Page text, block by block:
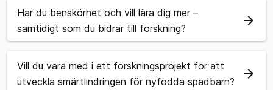
Har du benskörhet och vill lära dig mer –
samtidigt som du bidrar till forskning?
arrow_forward
Vill du vara med i ett forskningsprojekt för att
utveckla smärtlindringen för nyfödda spädbarn?
arrow_forward